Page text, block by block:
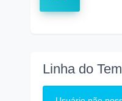
Linha do